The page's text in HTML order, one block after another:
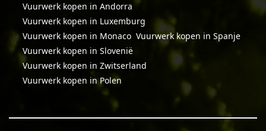
Vuurwerk kopen in Andorra
Vuurwerk kopen in Luxemburg
Vuurwerk kopen in Monaco Vuurwerk kopen in Spanje
Vuurwerk kopen in Slovenië
Vuurwerk kopen in Zwitserland
Vuurwerk kopen in Polen